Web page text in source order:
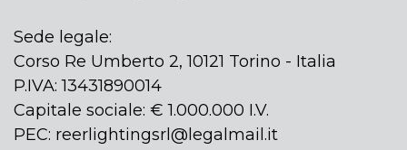
Sede legale:
Corso Re Umberto 2, 10121 Torino - Italia
P.IVA: 13431890014
Capitale sociale: € 1.000.000 I.V.
PEC: reerlightingsrl@legalmail.it